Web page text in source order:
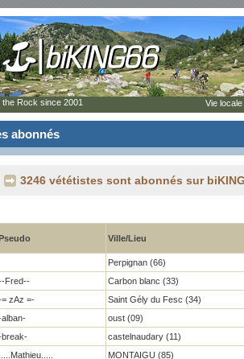
abonnés
3246 vététistes sont abonnés sur
Ville/Lieu
Perpignan (66)
Fred--
Carbon blanc (33)
= zAz =-
Saint Gély du Fesc (34)
alban-
oust (09)
break-
castelnaudary (11)
.....Mathieu.....
MONTAIGU (85)
the Rock since 2001 Vie